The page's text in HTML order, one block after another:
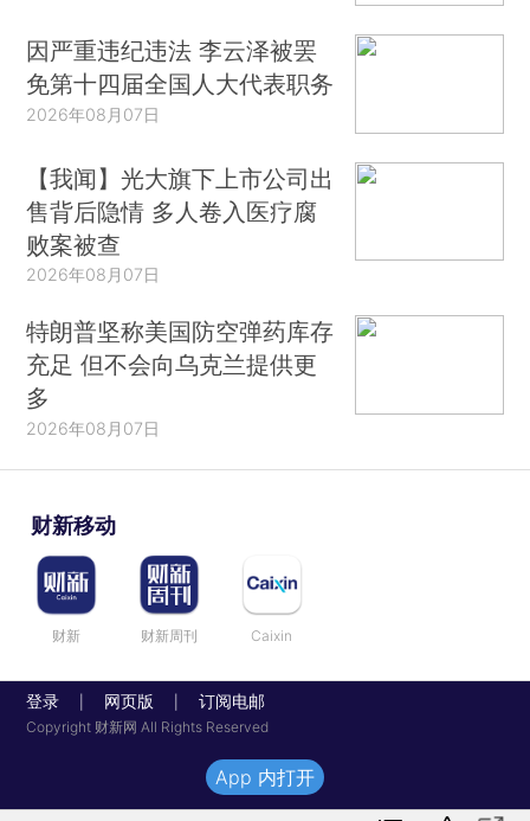
因严重违纪违法 李云泽被罢
免第十四届全国人大代表职务
2026年08月07日
【我闻】光大旗下上市公司出
售背后隐情 多人卷入医疗腐
败案被查
2026年08月07日
特朗普坚称美国防空弹药库存
充足 但不会向乌克兰提供更
多
2026年08月07日
财新移动
财新 财新周刊 Caixin
登录 网页版 订阅电邮
Copyright 财新网 All Rights Reserved
App 内打开